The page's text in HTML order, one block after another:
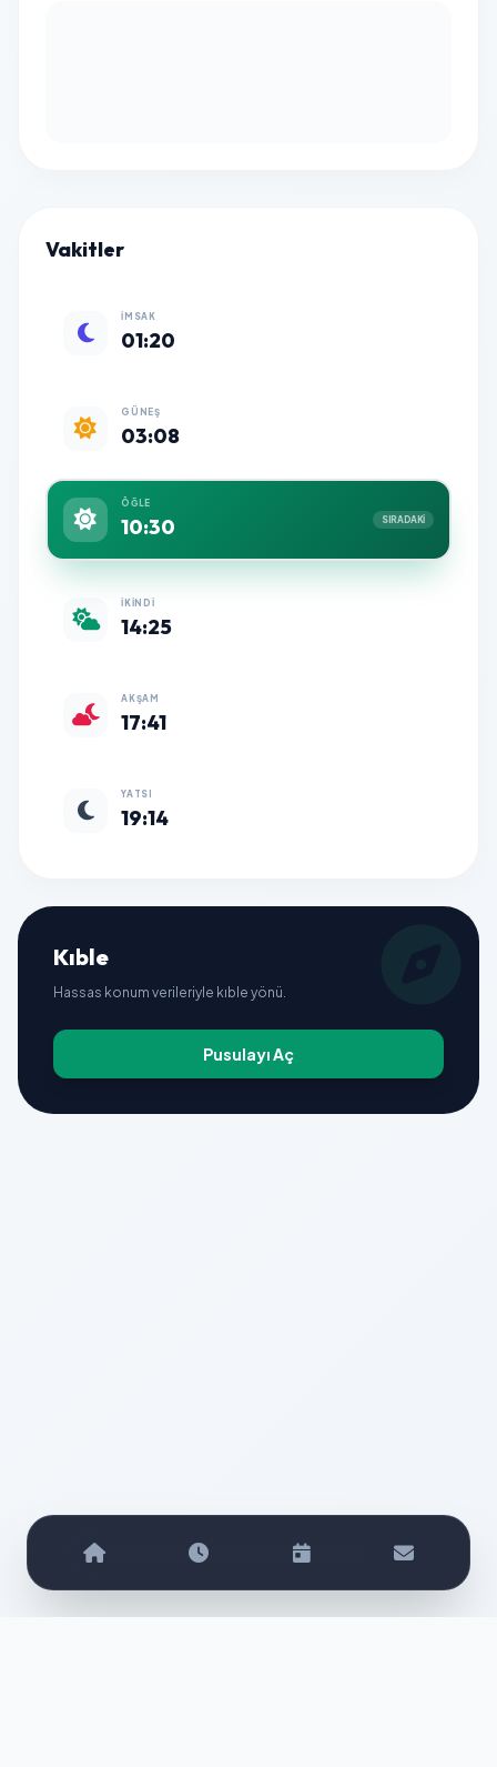
Vakitler
İMSAK
01:20
GÜNEŞ
03:08
ÖĞLE
10:30 SIRADAKİ
İKINDI
14:25
AKŞAM
17:41
YATSI
19:14
Kıble
Hassas konum verileriyle kıble yönü.
Pusulayı Aç